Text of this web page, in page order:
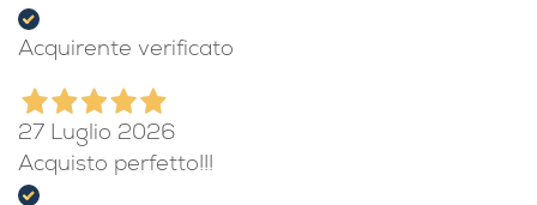
Acquirente verificato
27 Luglio 2026
Acquisto perfetto!!!